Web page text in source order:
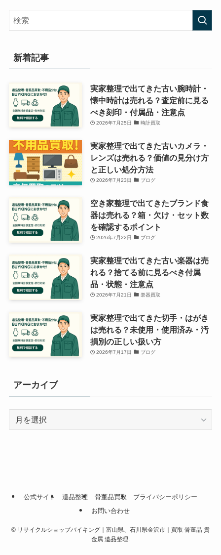
リ
新着記事
実家整理で出てきた古い腕時計・
懐中時計は売れる？査定前に見る
べき刻印・付属品・注意点
2026年7月25日 時計買取
実家整理で出てきた古いカメラ・
レンズは売れる？価値の見分け方
と正しい処分方法
2026年7月23日 ブログ
空き家整理で出てきたブランド食
器は売れる？箱・欠け・セット数
を確認するポイント
2026年7月22日 ブログ
実家整理で出てきた古い楽器は売
れる？捨てる前に見るべき付属
品・状態・注意点
2026年7月21日 楽器買取
実家整理で出てきた切手・はがき
は売れる？未使用・使用済み・汚
損別の正しい扱い方
2026年7月17日 ブログ
アーカイブ
公式サイト 遺品整理 骨董品買取
プライバシーポリシー
お問い合わせ
© リサイクルショップバイキング｜富山県、石川県金沢市｜買取 骨董品 貴
金属 遺品整理.